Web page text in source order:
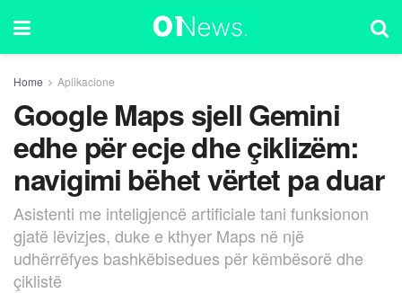
Home Aplikacione
Google Maps sjell Gemini
edhe për ecje dhe çiklizëm:
navigimi bëhet vërtet pa duar
Asistenti me inteligjencë artificiale tani funksionon
gjatë lëvizjes, duke e kthyer Maps në një
udhërrëfyes bashkëbisedues për këmbësorë dhe
çiklistë